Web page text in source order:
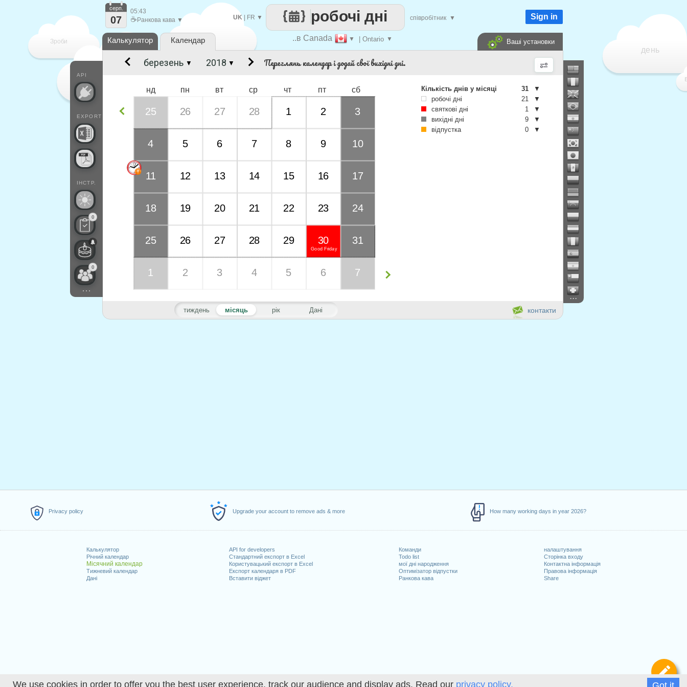
We use cookies in order to offer you the best user experience, track our audience and display ads. Read our privacy policy.
Privacy policy Upgrade your account to remove ads & more How many working days in year 2026?
Калькулятор
Річний календар
Місячний календар
Тижневий календар
Дані
API for developers
Стандартний експорт в Excel
Користувацький експорт в Excel
Експорт календаря в PDF
Вставити віджет
Команди
Todo list
мої дні народження
Оптимізатор відпустки
Ранкова кава
налаштування
Сторінка входу
Контактна інформація
Правова інформація
Share
Зроби
день
..в Canada ▼ | Ontario ▼
робочі дні
UK| FR ▼ співробітник ▼
API
EXPORT
ІНСТР.
0
0
...
серп.
07
05:43
☕ Ранкова кава ▼ Sign in
Калькулятор Календар Ваші установки
...
контакти
Переглянь календар і додай свої вихідні дні.
тиждень місяць рік Дані
нд пн вт ср чт пт сб
25 26 27 28 1 2 3
4 5 6 7 8 9 10
11 12 13 14 15 16 17
18 19 20 21 22 23 24
25 26 27 28 29
Good Friday
30 31
1 2 3 4 5 6 7
▼ ▼
Кількість днів у місяці 31
▼
робочі дні
21
▼
святкові дні
1
▼
вихідні дні
9
▼
відпустка
0 ▼